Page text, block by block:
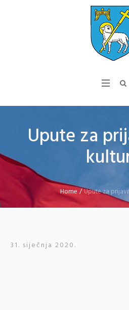
Upute za
Home /Upute za
31. siječnja 2020.